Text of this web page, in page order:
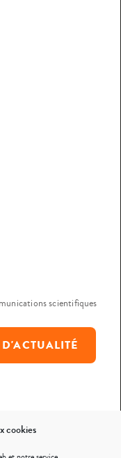
cookies
scientifiques